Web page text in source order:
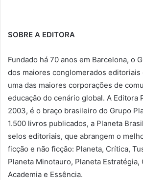
SOBRE A EDITORA
Fundado há 70 anos em Barcelona, o
dos maiores conglomerados editoriais
uma das maiores corporações de
educação do cenário global. A Editora
2003, é o braço brasileiro do Grupo
1.500 livros publicados, a Planeta
selos editoriais, que abrangem o
ficção e não ficção: Planeta, Crítica,
Planeta Minotauro, Planeta Estratégia,
Academia e Essência.